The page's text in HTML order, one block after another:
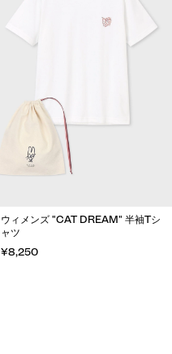
ウィメンズ "CAT DREAM" 半袖Tシ
ャツ
¥8,250